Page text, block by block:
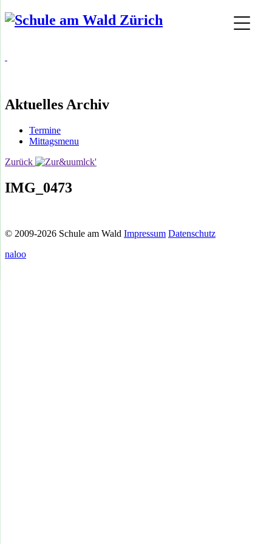
Aktuelles Archiv
Termine
Mittagsmenu
Zurück
IMG_0473
© 2009-2026 Schule am Wald Impressum Datenschutz
naloo